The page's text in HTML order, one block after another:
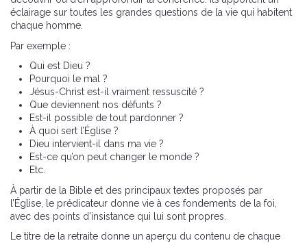
éclairage sur toutes les grandes questions de la vie qui habitent
chaque homme.
Par exemple :
Qui est Dieu ?
Pourquoi le mal ?
Jésus-Christ est-il vraiment ressuscité ?
Que deviennent nos défunts ?
Est-il possible de tout pardonner ?
À quoi sert l’Église ?
Dieu intervient-il dans ma vie ?
Est-ce qu’on peut changer le monde ?
Etc.
À partir de la Bible et des principaux textes proposés par
l’Église, le prédicateur donne vie à ces fondements de la foi,
avec des points d’insistance qui lui sont propres.
Le titre de la retraite donne un aperçu du contenu de chaque